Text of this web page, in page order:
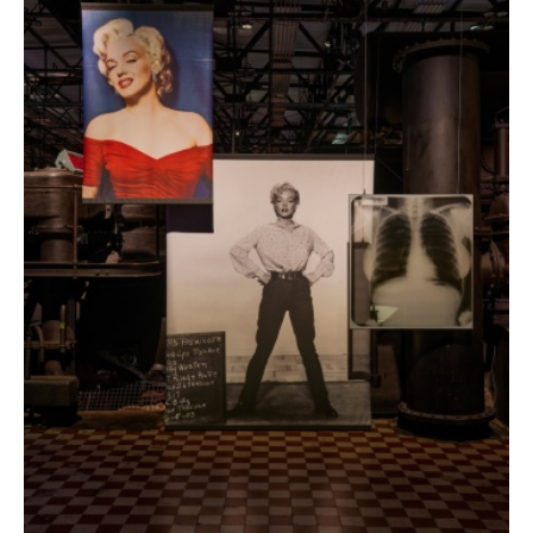
den Sinterrundkühler und in den
Betonkohleturm. Kinder lernen, wie der
Paradies-Honig gewonnen wird, es gibt Hütten-
Rallyes und spezielle Expeditionen. Zudem hat
auch die Kunstschule Kassiopeia ein breites
Workshop-Programm für Kinder konzipiert.
Auf eine Zeitreise durch die Geschichte der
Völklinger Hütte kann man sich verschiedene
Epochen des ehemaligen Eisenwerks erwandern,
auf weiteren Rundgängen erfährt man, wie die
Hütte zu Betriebszeiten geklungen hat und
welche Rolle Frauen in der Hüttengeschichte
gespielt haben.
Selbstverständlich bietet das Weltkulturerbe